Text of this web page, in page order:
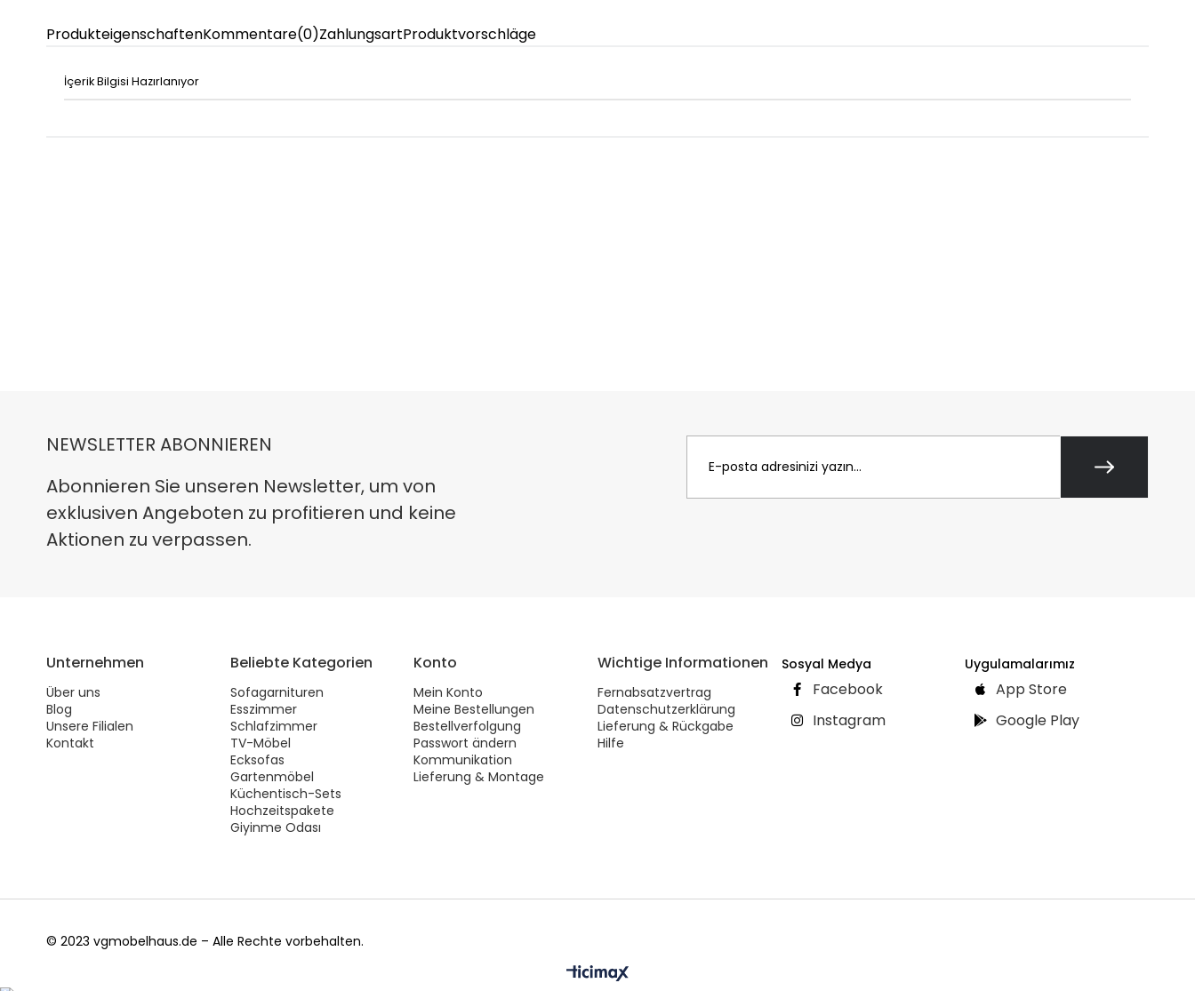
ProdukteigenschaftenKommentare(0)ZahlungsartProduktvorschläge
İçerik Bilgisi Hazırlanıyor
NEWSLETTER ABONNIEREN
Abonnieren Sie unseren Newsletter, um von
exklusiven Angeboten zu profitieren und keine
Aktionen zu verpassen.
Unternehmen
Über uns
Blog
Unsere Filialen
Kontakt
Beliebte Kategorien
Sofagarnituren
Esszimmer
Schlafzimmer
TV-Möbel
Ecksofas
Gartenmöbel
Küchentisch-Sets
Hochzeitspakete
Giyinme Odası
Konto
Mein Konto
Meine Bestellungen
Bestellverfolgung
Passwort ändern
Kommunikation
Lieferung & Montage
Wichtige Informationen
Fernabsatzvertrag
Datenschutzerklärung
Lieferung & Rückgabe
Hilfe
Sosyal Medya
Facebook
Instagram
Uygulamalarımız
App Store
Google Play
© 2023 vgmobelhaus.de – Alle Rechte vorbehalten.